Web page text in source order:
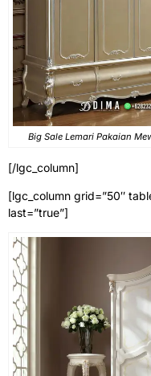
Big Sale Lemari Pakaian
[/lgc_column]
[lgc_column grid=”50″
last=”true”]